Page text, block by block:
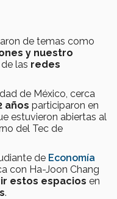
de temas como
y nuestro
las redes
de México, cerca
años participaron en
estuvieron abiertas al
del Tec de
de Economía
con Ha-Joon Chang
estos espacios en
.